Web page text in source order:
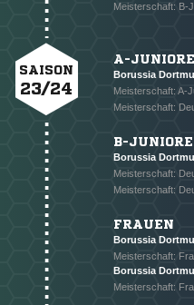
Meisterschaft: B-
SAISON
23/24
A-
Borussia
Meisterschaft: A-
Meisterschaft:
B-
Borussia
Meisterschaft:
Meisterschaft:
FRAUEN
Borussia
Meisterschaft:
Borussia
Meisterschaft: